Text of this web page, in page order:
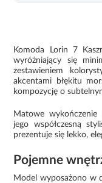
Komoda Lorin 7
wyróżniający się
zestawieniem
akcentami błękitu
kompozycję o
Matowe wykończenie
jego współczesną
prezentuje się lekko,
Pojemne
Model wyposażono w